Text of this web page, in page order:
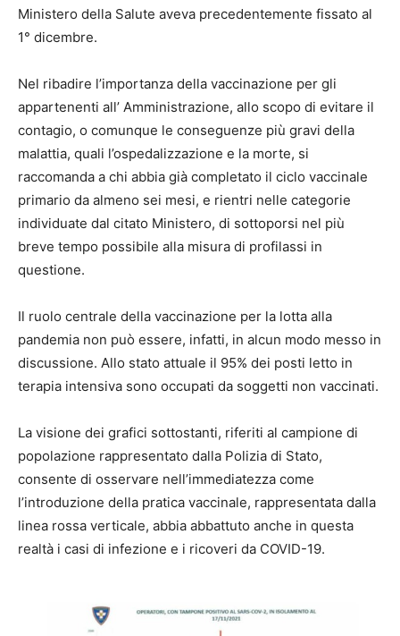
Ministero della Salute aveva precedentemente fissato al
1° dicembre.
Nel ribadire l’importanza della vaccinazione per gli
appartenenti all’ Amministrazione, allo scopo di evitare il
contagio, o comunque le conseguenze più gravi della
malattia, quali l’ospedalizzazione e la morte, si
raccomanda a chi abbia già completato il ciclo vaccinale
primario da almeno sei mesi, e rientri nelle categorie
individuate dal citato Ministero, di sottoporsi nel più
breve tempo possibile alla misura di profilassi in
questione.
Il ruolo centrale della vaccinazione per la lotta alla
pandemia non può essere, infatti, in alcun modo messo in
discussione. Allo stato attuale il 95% dei posti letto in
terapia intensiva sono occupati da soggetti non vaccinati.
La visione dei grafici sottostanti, riferiti al campione di
popolazione rappresentato dalla Polizia di Stato,
consente di osservare nell’immediatezza come
l’introduzione della pratica vaccinale, rappresentata dalla
linea rossa verticale, abbia abbattuto anche in questa
realtà i casi di infezione e i ricoveri da COVID-19.